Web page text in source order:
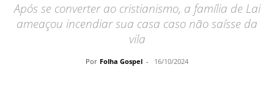
Após se converter ao cristianismo, a família de Lai
ameaçou incendiar sua casa caso não saísse da
vila
Por Folha Gospel - 16/10/2024